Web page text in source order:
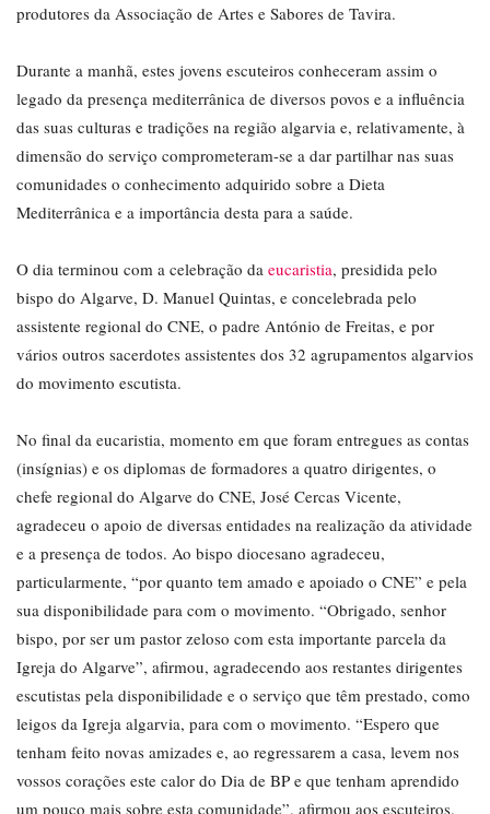
produtores da Associação de Artes e Sabores de Tavira.
Durante a manhã, estes jovens escuteiros conheceram assim o
legado da presença mediterrânica de diversos povos e a influência
das suas culturas e tradições na região algarvia e, relativamente, à
dimensão do serviço comprometeram-se a dar partilhar nas suas
comunidades o conhecimento adquirido sobre a Dieta
Mediterrânica e a importância desta para a saúde.
O dia terminou com a celebração da eucaristia, presidida pelo
bispo do Algarve, D. Manuel Quintas, e concelebrada pelo
assistente regional do CNE, o padre António de Freitas, e por
vários outros sacerdotes assistentes dos 32 agrupamentos algarvios
do movimento escutista.
No final da eucaristia, momento em que foram entregues as contas
(insígnias) e os diplomas de formadores a quatro dirigentes, o
chefe regional do Algarve do CNE, José Cercas Vicente,
agradeceu o apoio de diversas entidades na realização da atividade
e a presença de todos. Ao bispo diocesano agradeceu,
particularmente, “por quanto tem amado e apoiado o CNE” e pela
sua disponibilidade para com o movimento. “Obrigado, senhor
bispo, por ser um pastor zeloso com esta importante parcela da
Igreja do Algarve”, afirmou, agradecendo aos restantes dirigentes
escutistas pela disponibilidade e o serviço que têm prestado, como
leigos da Igreja algarvia, para com o movimento. “Espero que
tenham feito novas amizades e, ao regressarem a casa, levem nos
vossos corações este calor do Dia de BP e que tenham aprendido
um pouco mais sobre esta comunidade”, afirmou aos escuteiros,